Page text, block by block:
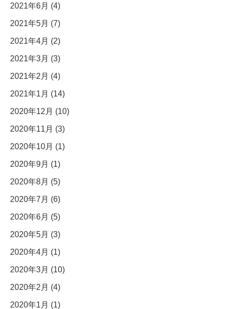
2021年6月 (4)
2021年5月 (7)
2021年4月 (2)
2021年3月 (3)
2021年2月 (4)
2021年1月 (14)
2020年12月 (10)
2020年11月 (3)
2020年10月 (1)
2020年9月 (1)
2020年8月 (5)
2020年7月 (6)
2020年6月 (5)
2020年5月 (3)
2020年4月 (1)
2020年3月 (10)
2020年2月 (4)
2020年1月 (1)